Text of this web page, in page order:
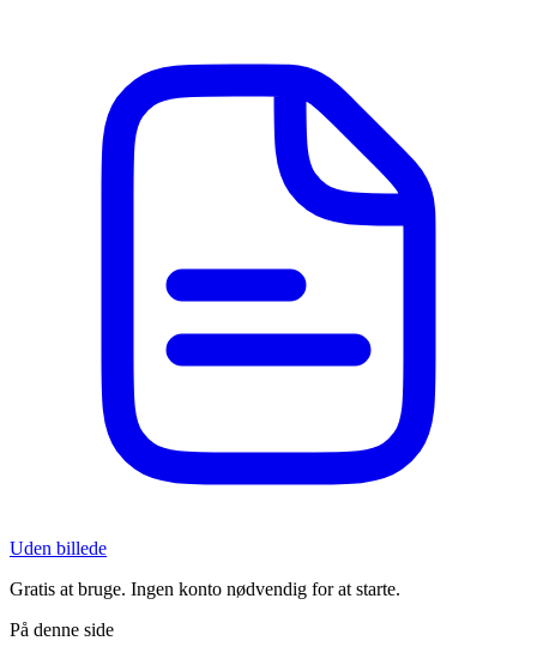
Uden billede
Gratis at bruge. Ingen konto nødvendig for at starte.
På denne side